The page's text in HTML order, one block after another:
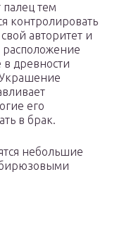
палец тем
контролировать
авторитет и
расположение
древности
его
в брак.
небольшие